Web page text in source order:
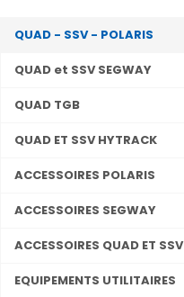
QUAD - SSV - POLARIS
QUAD et SSV SEGWAY
QUAD TGB
QUAD ET SSV HYTRACK
ACCESSOIRES POLARIS
ACCESSOIRES SEGWAY
ACCESSOIRES QUAD ET SSV
EQUIPEMENTS UTILITAIRES